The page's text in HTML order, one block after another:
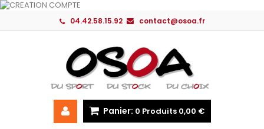
04.42.58.15.92 contact@osoa.fr
Panier: 0 Produits 0,00 €